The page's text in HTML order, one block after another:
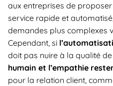
aux entreprises de
service rapide et
demandes plus complexes
Cependant, si
doit pas nuire à la qualité de
humain et l’empathie
pour la relation client,